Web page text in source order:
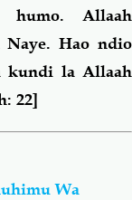
Allaah
Naye. Hao ndio
kundi la Allaah
22]
Wa